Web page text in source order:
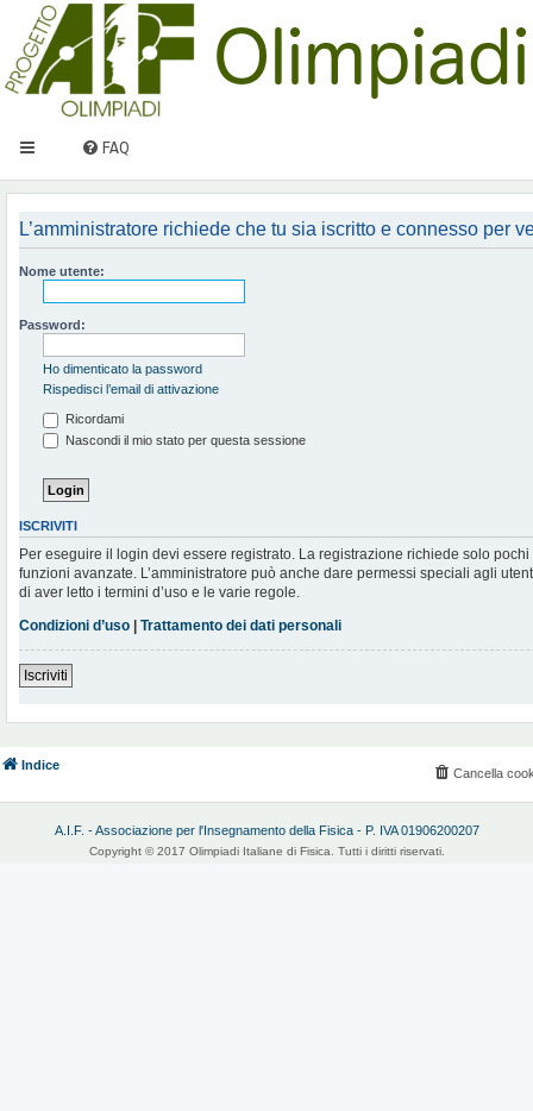
FAQ
L’amministratore richiede che tu sia iscritto e connesso per
Nome utente:
Password:
Ho dimenticato la password
Rispedisci l’email di attivazione
Ricordami
Nascondi il mio stato per questa sessione
ISCRIVITI
Per eseguire il login devi essere registrato. La registrazione richiede solo
funzioni avanzate. L’amministratore può anche dare permessi speciali agli
di aver letto i termini d’uso e le varie regole.
Condizioni d’uso | Trattamento dei dati personali
Iscriviti
Indice
Cancella
A.I.F. - Associazione per l'Insegnamento della Fisica - P. IVA 01906200207
Copyright © 2017 Olimpiadi Italiane di Fisica. Tutti i diritti riservati.